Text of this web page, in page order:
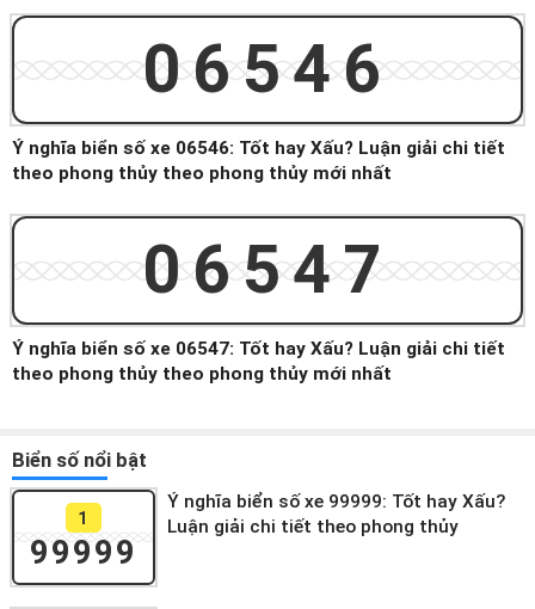
06546
Ý nghĩa biển số xe 06546: Tốt hay Xấu? Luận giải chi tiết
theo phong thủy theo phong thủy mới nhất
06547
Ý nghĩa biển số xe 06547: Tốt hay Xấu? Luận giải chi tiết
theo phong thủy theo phong thủy mới nhất
Biển số nổi bật
1
99999
Ý nghĩa biển số xe 99999: Tốt hay Xấu?
Luận giải chi tiết theo phong thủy